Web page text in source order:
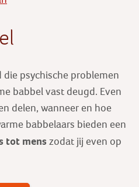
die psychische problemen
babbel vast deugd. Even
delen, wanneer en hoe
babbelaars bieden een
tot mens zodat jij even op